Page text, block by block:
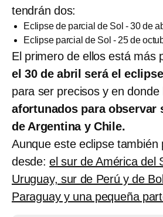
tendrán dos:
Eclipse de parcial de Sol - 30 de
Eclipse parcial de Sol - 25 de
El primero de ellos está más
el 30 de abril será el
para ser precisos y en donde
afortunados para observar
de Argentina y Chile.
Aunque este eclipse también
desde:el sur de América del
Uruguay, sur de Perú y de
Paraguay y una pequeña